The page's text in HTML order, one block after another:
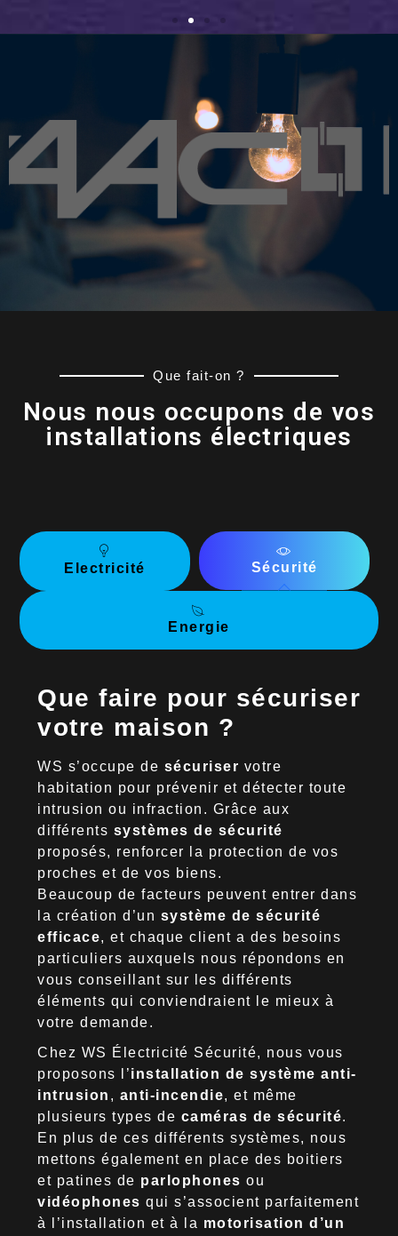
Que fait-on ?
Nous nous occupons de vos
installations électriques
Electricité Sécurité
Energie
Que faire pour sécuriser
votre maison ?
WS s’occupe de sécuriser votre
habitation pour prévenir et détecter toute
intrusion ou infraction. Grâce aux
différents systèmes de sécurité
proposés, renforcer la protection de vos
proches et de vos biens.
Beaucoup de facteurs peuvent entrer dans
la création d’un système de sécurité
efficace, et chaque client a des besoins
particuliers auxquels nous répondons en
vous conseillant sur les différents
éléments qui conviendraient le mieux à
votre demande.
Chez WS Électricité Sécurité, nous vous
proposons l’installation de système anti-
intrusion , anti-incendie, et même
plusieurs types de caméras de sécurité.
En plus de ces différents systèmes, nous
mettons également en place des boitiers
et patines de parlophones ou
vidéophones qui s’associent parfaitement
à l’installation et à la motorisation d’un